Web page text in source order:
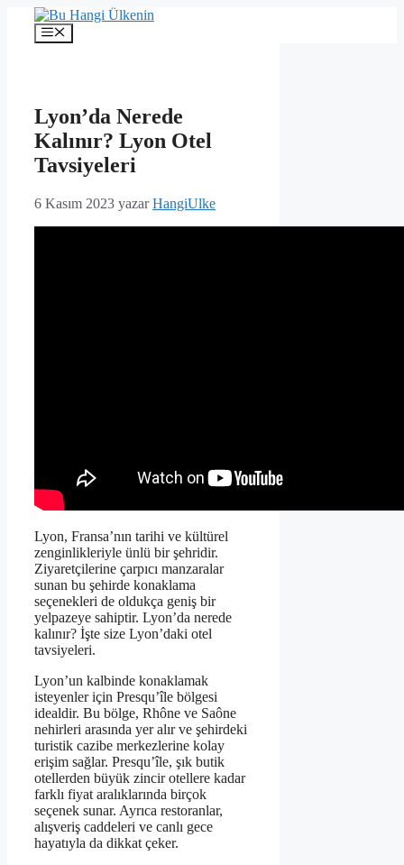
İçeriğe
Menü
Lyon’da Nerede
Kalınır? Lyon Otel
Tavsiyeleri
6 Kasım 2023 yazarHangiUlke
Lyon, Fransa’nın tarihi ve kültürel
zenginlikleriyle ünlü bir şehridir.
Ziyaretçilerine çarpıcı manzaralar
sunan bu şehirde konaklama
seçenekleri de oldukça geniş bir
yelpazeye sahiptir. Lyon’da nerede
kalınır? İşte size Lyon’daki otel
tavsiyeleri.
Lyon’un kalbinde konaklamak
isteyenler için Presqu’île bölgesi
idealdir. Bu bölge, Rhône ve Saône
nehirleri arasında yer alır ve şehirdeki
turistik cazibe merkezlerine kolay
erişim sağlar. Presqu’île, şık butik
otellerden büyük zincir otellere kadar
farklı fiyat aralıklarında birçok
seçenek sunar. Ayrıca restoranlar,
alışveriş caddeleri ve canlı gece
hayatıyla da dikkat çeker.